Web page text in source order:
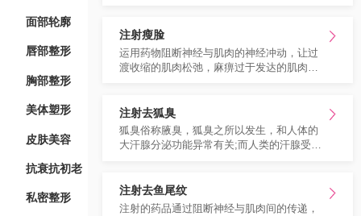
面部轮廓
唇部整形
胸部整形
美体塑形
皮肤美容
抗衰抗初老
私密整形
注射瘦脸
运用药物阻断神经与肌肉的神经冲动，让过
渡收缩的肌肉松弛，麻痹过于发达的肌肉，
注射去狐臭
狐臭俗称腋臭，狐臭之所以发生，和人体的
大汗腺分泌功能异常有关;而人类的汗腺受胆
减弱，因此能够治疗狐臭。
注射去鱼尾纹
注射的药品通过阻断神经与肌肉间的传递，